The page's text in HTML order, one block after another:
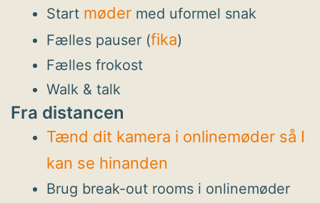
Start møder med uformel snak
Fælles pauser (fika)
Fælles frokost
Walk & talk
Fra distancen
Tænd dit kamera i onlinemøder så I
kan se hinanden
Brug break-out rooms i onlinemøder